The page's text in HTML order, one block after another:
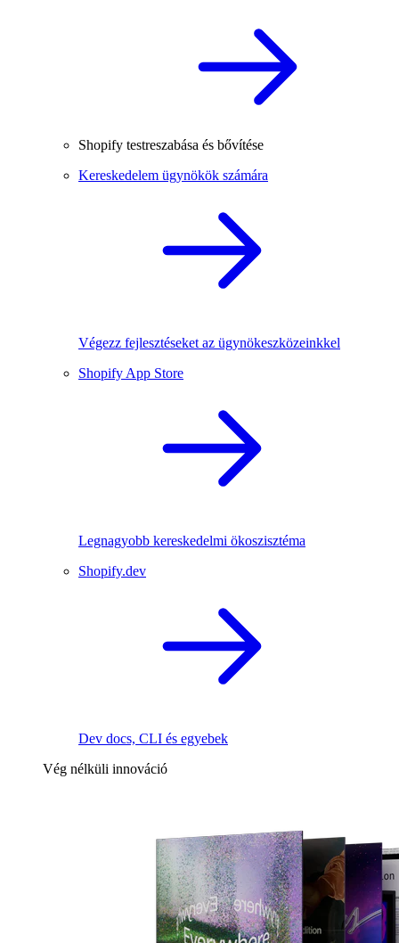
Shopify testreszabása és bővítése
Kereskedelem ügynökök számára
Végezz fejlesztéseket az ügynökeszközeinkkel
Shopify App Store
Legnagyobb kereskedelmi ökoszisztéma
Shopify.dev
Dev docs, CLI és egyebek
Vég nélküli innováció